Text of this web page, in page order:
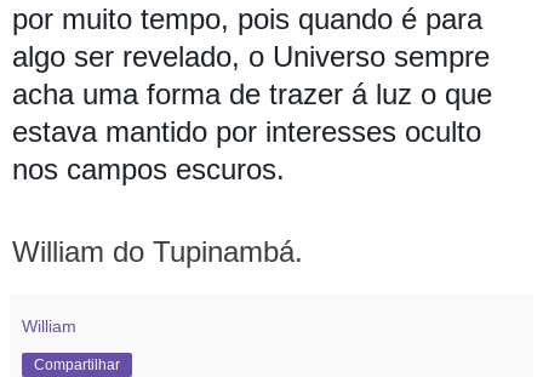
por muito tempo, pois quando é para
algo ser revelado, o Universo sempre
acha uma forma de trazer á luz o que
estava mantido por interesses oculto
nos campos escuros.
William do Tupinambá.
William
Compartilhar